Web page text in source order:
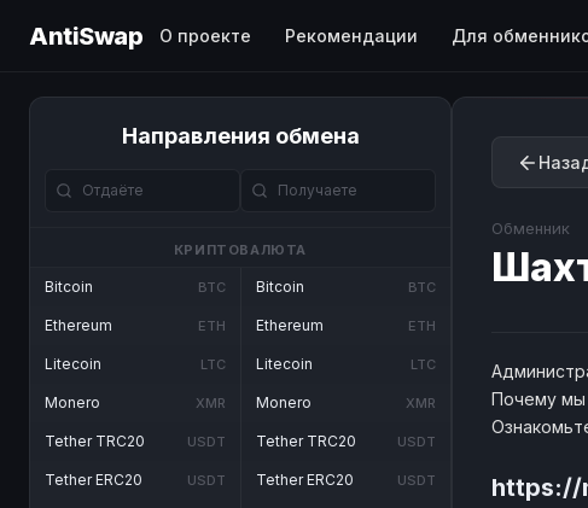
AntiSwap О проекте Рекомендации Для
Направления обмена
КРИПТОВАЛЮТА
Bitcoin BTC
Ethereum ETH
Litecoin LTC
Monero XMR
Tether TRC20 USDT
Tether ERC20 USDT
Bitcoin BTC
Ethereum ETH
Litecoin LTC
Monero XMR
Tether TRC20 USDT
Tether ERC20 USDT
Обменник
Почему мы
https://